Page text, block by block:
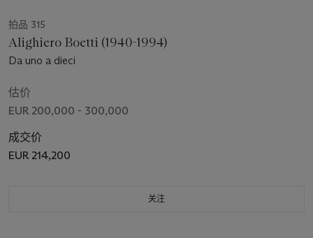
拍品 315
Alighiero Boetti (1940-1994)
Da uno a dieci
估价
EUR 200,000 - 300,000
成交价
EUR 214,200
关注